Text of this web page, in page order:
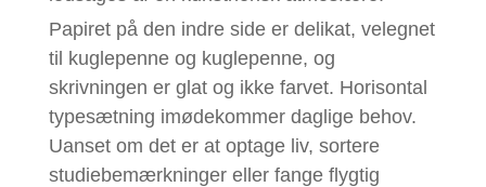
Papiret på den indre side er delikat, velegnet
til kuglepenne og kuglepenne, og
skrivningen er glat og ikke farvet. Horisontal
typesætning imødekommer daglige behov.
Uanset om det er at optage liv, sortere
studiebemærkninger eller fange flygtig